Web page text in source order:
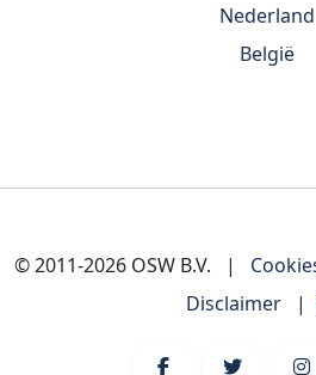
Nederland
België
© 2011-2026 OSW B.V. |
Disclaimer
|